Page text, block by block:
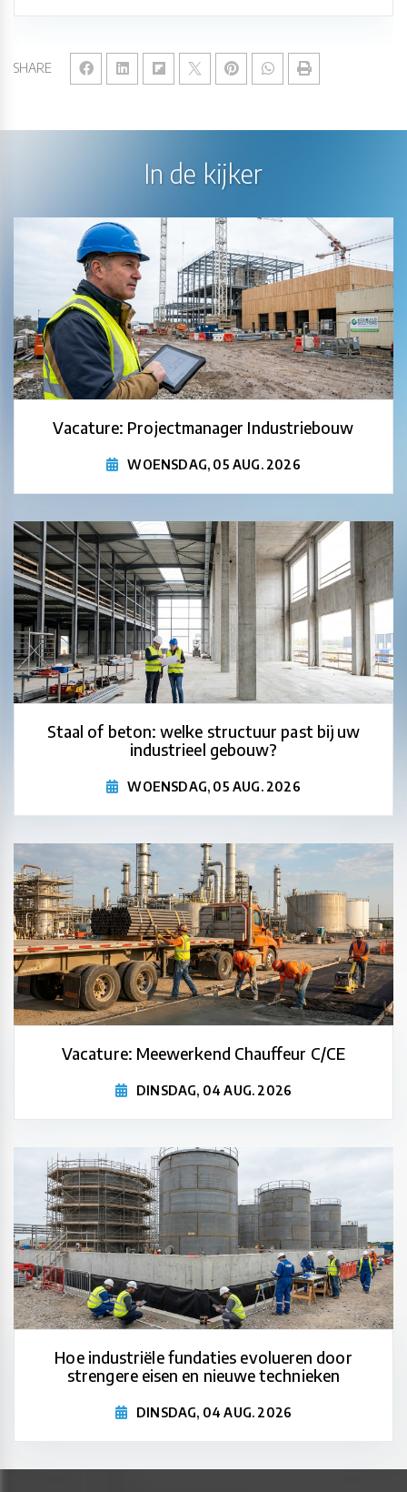
SHARE
In de kijker
Vacature: Projectmanager Industriebouw
WOENSDAG, 05 AUG. 2026
Staal of beton: welke structuur past bij uw
industrieel gebouw?
WOENSDAG, 05 AUG. 2026
Vacature: Meewerkend Chauffeur C/CE
DINSDAG, 04 AUG. 2026
Hoe industriële fundaties evolueren door
strengere eisen en nieuwe technieken
DINSDAG, 04 AUG. 2026